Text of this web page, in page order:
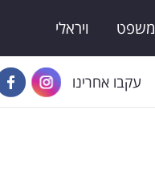
משפט ויראלי
עקבו אחרינו